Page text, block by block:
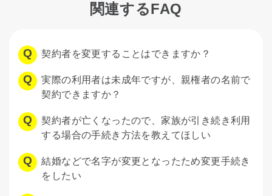
関連するFAQ
契約者を変更することはできますか？
実際の利用者は未成年ですが、親権者の名前で
契約できますか？
契約者が亡くなったので、家族が引き続き利用
する場合の手続き方法を教えてほしい
結婚などで名字が変更となったため変更手続き
をしたい